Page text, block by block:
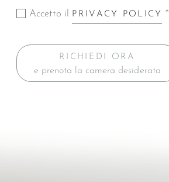
Accetto il
PRIVACY POLICY *
RICHIEDI ORA
e prenota la camera desiderata